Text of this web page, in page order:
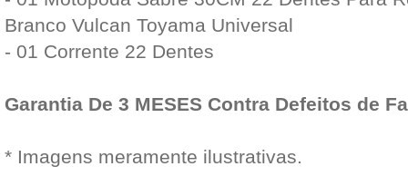
Branco Vulcan Toyama Universal
- 01 Corrente 22 Dentes
Garantia De 3 MESES Contra Defeitos de
* Imagens meramente ilustrativas.